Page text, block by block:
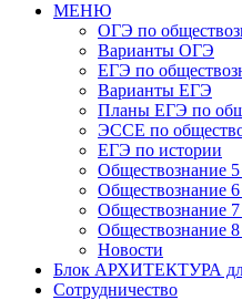
МЕНЮ
ОГЭ по
Варианты ОГЭ
ЕГЭ по
Варианты ЕГЭ
Планы ЕГЭ по
ЭССЕ по
ЕГЭ по истории
Обществознание 5
Обществознание 6
Обществознание 7
Обществознание 8
Новости
Блок АРХИТЕКТУРА
Сотрудничество